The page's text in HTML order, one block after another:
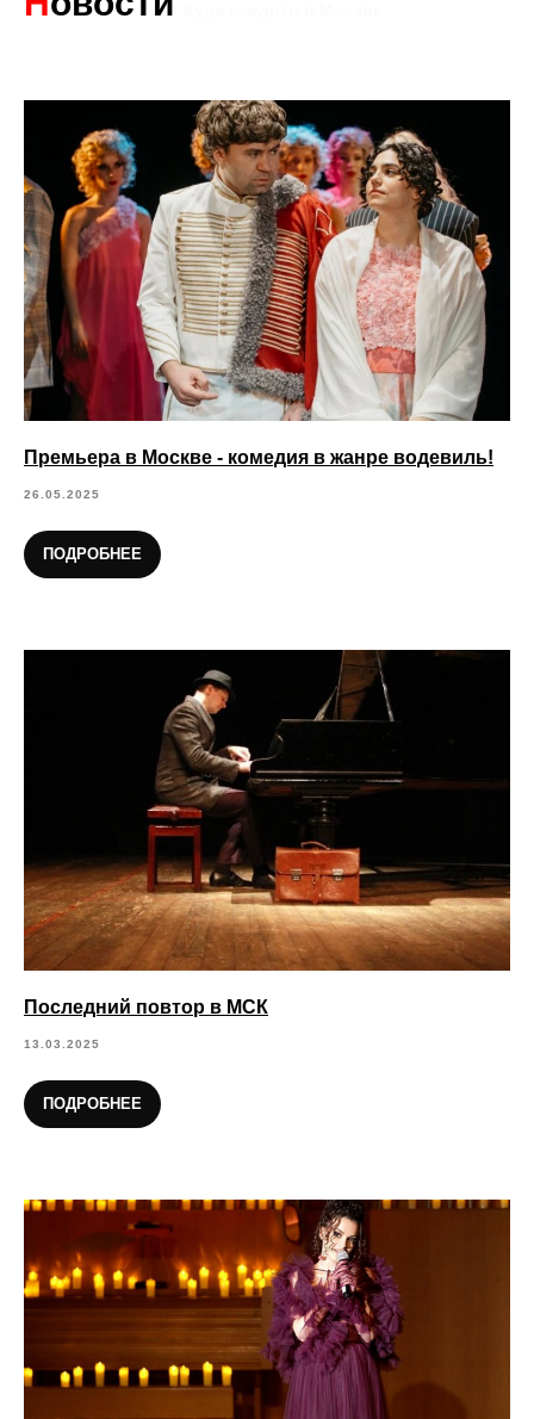
Премьера в Москве - комедия в жанре водевиль!
26.05.2025
ПОДРОБНЕЕ
Последний повтор в МСК
13.03.2025
ПОДРОБНЕЕ